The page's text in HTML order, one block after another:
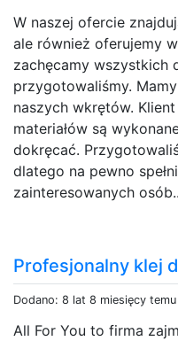
W naszej ofercie
ale również oferujemy
zachęcamy wszystkich
przygotowaliśmy.
naszych wkrętów.
materiałów są
dokręcać.
dlatego na pewno
zainteresowanych
Profesjonalny klej
Dodano: 8 lat 8 miesięcy temu
All For You to firma